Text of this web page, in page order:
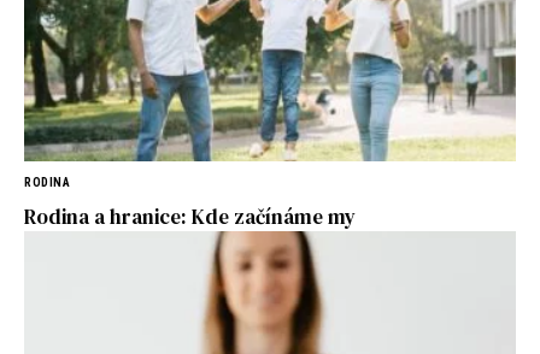
RODINA
Rodina a hranice: Kde začínáme my